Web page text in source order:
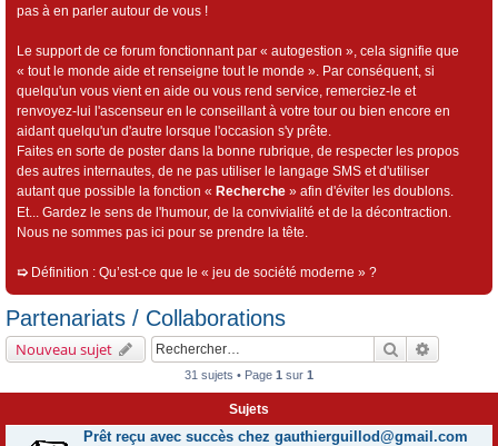
pas à en parler autour de vous !
Le support de ce forum fonctionnant par « autogestion », cela signifie que
« tout le monde aide et renseigne tout le monde ». Par conséquent, si
quelqu'un vous vient en aide ou vous rend service, remerciez-le et
renvoyez-lui l'ascenseur en le conseillant à votre tour ou bien encore en
aidant quelqu'un d'autre lorsque l'occasion s'y prête.
Faites en sorte de poster dans la bonne rubrique, de respecter les propos
des autres internautes, de ne pas utiliser le langage SMS et d'utiliser
autant que possible la fonction « Recherche » afin d'éviter les doublons.
Et... Gardez le sens de l'humour, de la convivialité et de la décontraction.
Nous ne sommes pas ici pour se prendre la tête.
➯ Définition : Qu’est-ce que le « jeu de société moderne » ?
Partenariats / Collaborations
Nouveau sujet Rechercher
31 sujets • Page 1 sur 1
Sujets
Prêt reçu avec succès chez gauthierguillod@gmail.com